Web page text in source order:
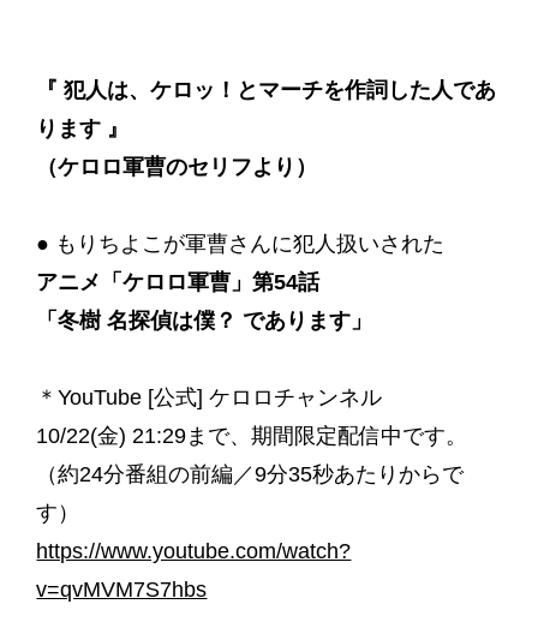
『 犯人は、ケロッ！とマーチを作詞した人であ
ります 』
（ケロロ軍曹のセリフより）
● もりちよこが軍曹さんに犯人扱いされた
アニメ「ケロロ軍曹」第54話
「冬樹 名探偵は僕？ であります」
＊YouTube [公式] ケロロチャンネル
10/22(金) 21:29まで、期間限定配信中です。
（約24分番組の前編／9分35秒あたりからで
す）
https://www.youtube.com/watch?
v=qvMVM7S7hbs